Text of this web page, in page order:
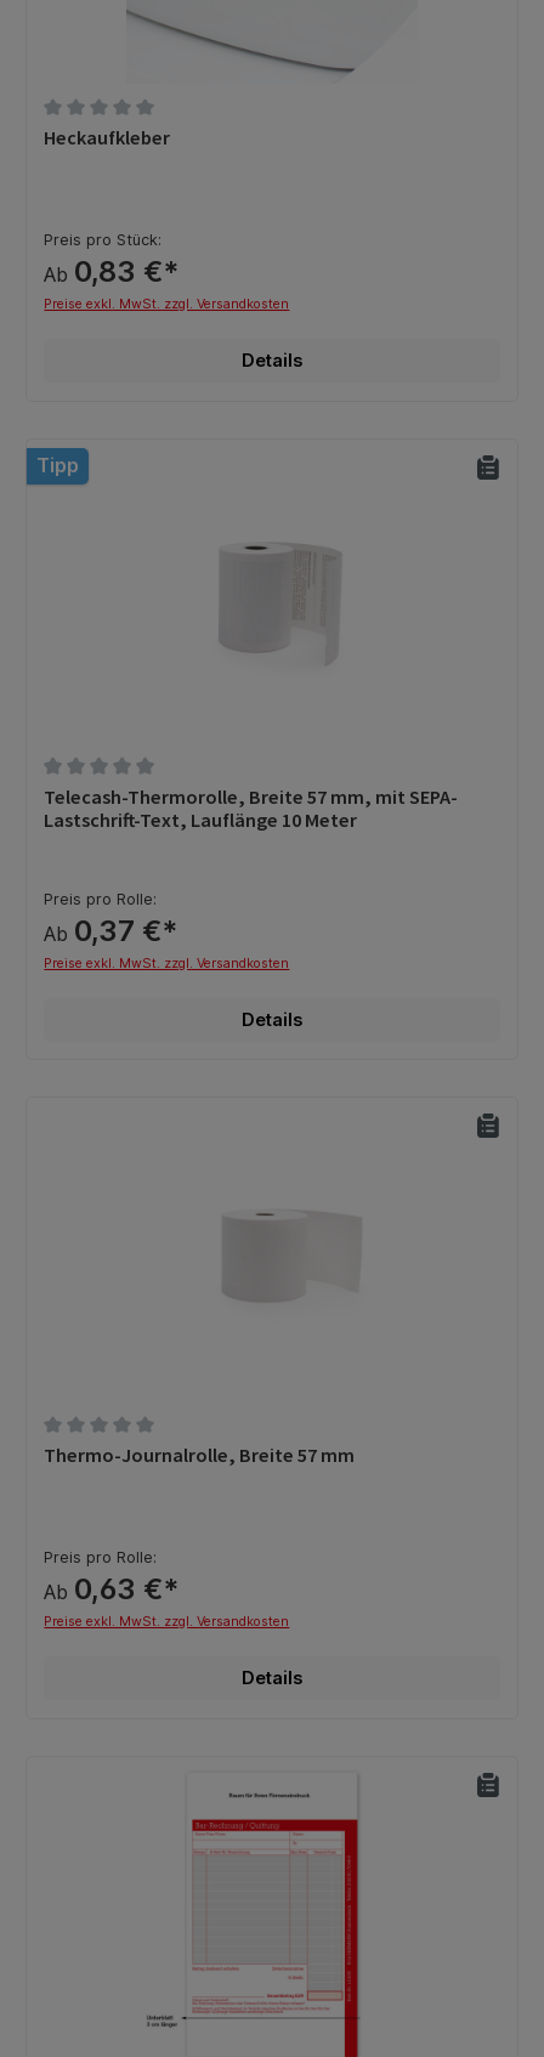
Durchschnittliche Bewertung von 0 von 5 Sternen
Heckaufkleber
Preis pro Stück:
Ab 0,83 €*
Preise exkl. MwSt. zzgl. Versandkosten
Details
Tipp
Durchschnittliche Bewertung von 0 von 5 Sternen
Telecash-Thermorolle, Breite 57 mm, mit SEPA-
Lastschrift-Text, Lauflänge 10 Meter
Preis pro Rolle:
Ab 0,37 €*
Preise exkl. MwSt. zzgl. Versandkosten
Details
Durchschnittliche Bewertung von 0 von 5 Sternen
Thermo-Journalrolle, Breite 57 mm
Preis pro Rolle:
Ab 0,63 €*
Preise exkl. MwSt. zzgl. Versandkosten
Details